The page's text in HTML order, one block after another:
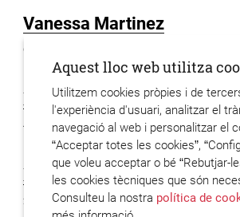
Vanessa Martinez
6 posts
Xavier Hervas
48 posts
Xavier Codony
2 posts
Aquest lloc web utilitza
Utilitzem cookies pròpies i de
l'experiència d'usuari, analitzar el
navegació al web i personalitzar el
“Acceptar totes les cookies”,
que voleu acceptar o bé “Rebutjar-
les cookies tècniques que són
Consulteu la nostra política de